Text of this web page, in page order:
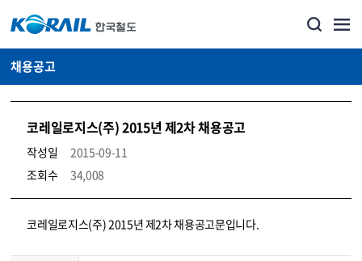
채용공고
코레일로지스(주) 2015년 제2차 채용공고
작성일
2015-09-11
조회수
34,008
코레일소개_경영공시_채용공고 상세보기 – 내용, 파일, 담당자 연락처로 구성
코레일로지스(주) 2015년 제2차 채용공고문입니다.